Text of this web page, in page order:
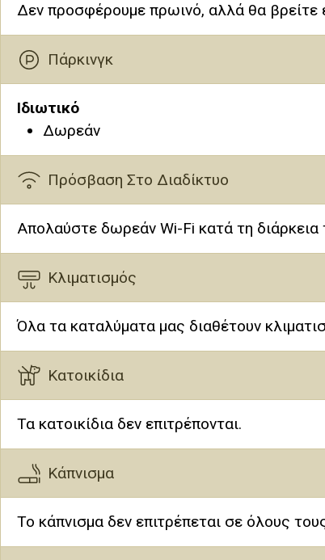
Δεν προσφέρουμε πρωινό, αλλά θα βρείτε
Πάρκινγκ
Ιδιωτικό
Δωρεάν
Πρόσβαση Στο Διαδίκτυο
Απολαύστε δωρεάν Wi-Fi κατά τη διάρκεια
Κλιματισμός
Όλα τα καταλύματα μας διαθέτουν
Κατοικίδια
Τα κατοικίδια δεν επιτρέπονται.
Κάπνισμα
Το κάπνισμα δεν επιτρέπεται σε όλους